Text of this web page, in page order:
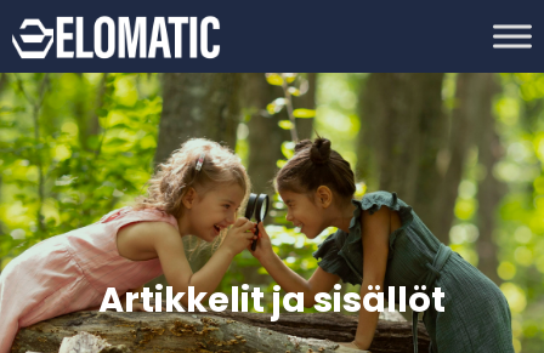
Artikkelit ja sisällöt